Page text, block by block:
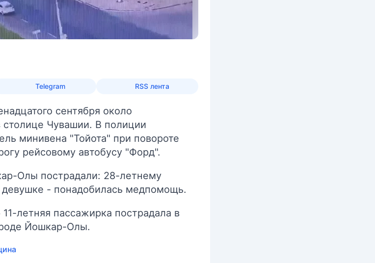
Telegram RSS лента
сентября около
столице Чувашии. В полиции
минивена "Тойота" при повороте
рейсовому автобусу "Форд".
Олы пострадали: 28-летнему
- понадобилась медпомощь.
11-летняя пассажирка пострадала в
Йошкар-Олы.